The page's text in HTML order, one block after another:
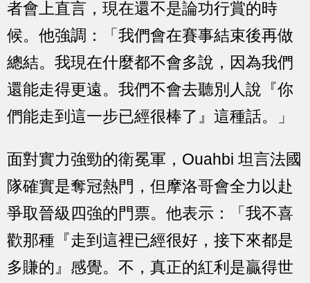
者會上直言，現在還不是論功行賞的時
候。他強調：「我們會在賽事結束後再做
總結。我現在什麼都不會多說，因為我們
還能走得更遠。我們不會去聽別人說『你
們能走到這一步已經很棒了』這種話。」
面對實力強勁的衛冕軍，Ouahbi 坦言法國
隊確實是奪冠熱門，但摩洛哥會全力以赴
爭取晉級四強的門票。他表示：「我不喜
歡那種『走到這裡已經很好，接下來都是
多賺的』感覺。不，真正的紅利是贏得世